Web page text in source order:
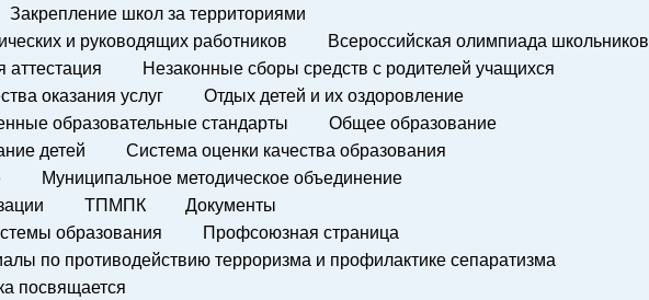
Закрепление школ за территориями
и руководящих работников
Всероссийская олимпиада школьников
аттестация
Незаконные сборы средств с родителей учащихся
оказания услуг
Отдых детей и их оздоровление
образовательные стандарты
Общее образование
детей
Система оценки качества образования
Муниципальное методическое объединение
ТПМПК
Документы
образования
Профсоюзная страница
по противодействию терроризма и профилактике сепаратизма
посвящается